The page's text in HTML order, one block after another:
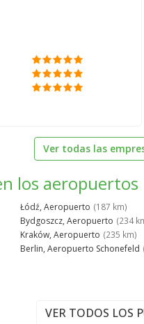
Ver todas las
los aeropuertos
Łódź, Aeropuerto (187 km)
Bydgoszcz, Aeropuerto (234
Kraków, Aeropuerto (235 km)
Berlin, Aeropuerto Schonefeld
VER TODOS LOS